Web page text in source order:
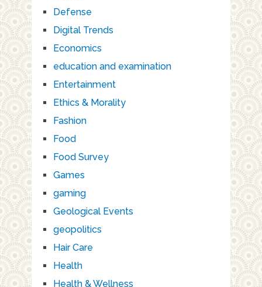
Defense
Digital Trends
Economics
education and examination
Entertainment
Ethics & Morality
Fashion
Food
Food Survey
Games
gaming
Geological Events
geopolitics
Hair Care
Health
Health & Wellness